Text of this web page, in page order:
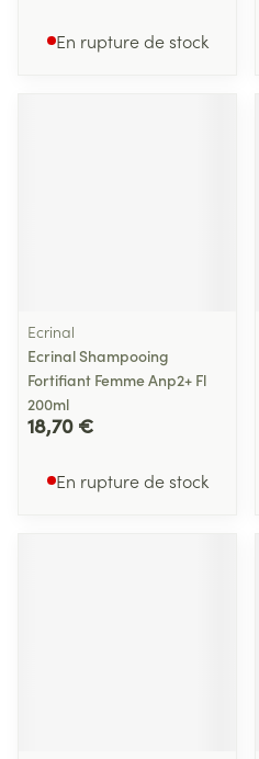
En rupture de stock
Ecrinal
Ecrinal Shampooing
Fortifiant Femme Anp2+ Fl
200ml
18,70 €
En rupture de stock